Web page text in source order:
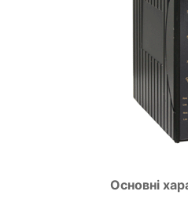
Основні